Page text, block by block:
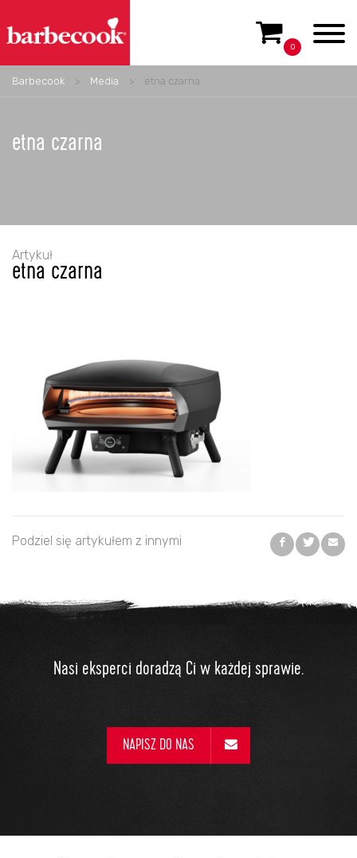
0
Barbecook > Media > etna czarna
etna czarna
Artykuł
etna czarna
Podziel się artykułem z innymi
Nasi eksperci doradzą Ci w każdej sprawie.
NAPISZ DO NAS